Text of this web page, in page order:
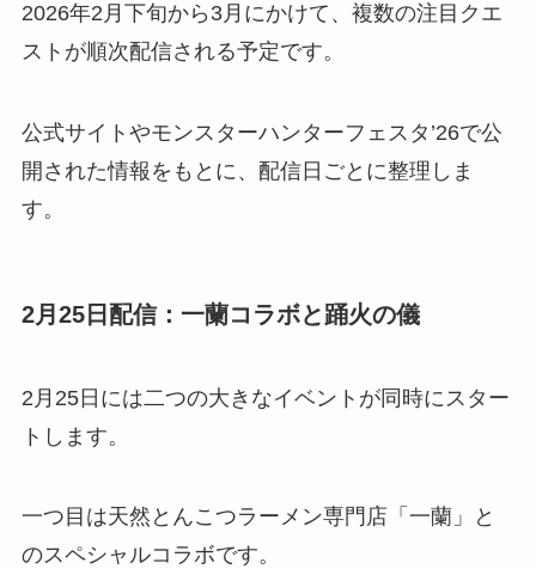
2026年2月下旬から3月にかけて、複数の注目クエ
ストが順次配信される予定です。
公式サイトやモンスターハンターフェスタ’26で公
開された情報をもとに、配信日ごとに整理しま
す。
2月25日配信：一蘭コラボと踊火の儀
2月25日には二つの大きなイベントが同時にスター
トします。
一つ目は天然とんこつラーメン専門店「一蘭」と
のスペシャルコラボです。